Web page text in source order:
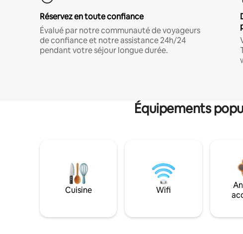
Réservez en toute confiance
Évalué par notre communauté de voyageurs
de confiance et notre assistance 24h/24
pendant votre séjour longue durée.
Équipements
Cuisine Wifi